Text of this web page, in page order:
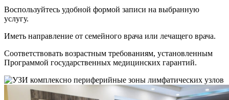
Воспользуйтесь удобной формой записи на выбранную
услугу.
Иметь направление от семейного врача или лечащего врача.
Соответствовать возрастным требованиям, установленным
Программой государственных медицинских гарантий.